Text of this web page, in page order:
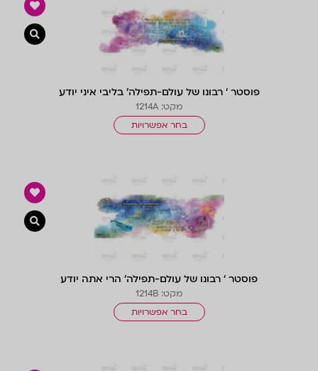
פוסטר ‘ רבונו של עולם-תפילה’ בליבי איני יודע
מקט: 1214A
בחר אפשרויות
פוסטר ‘ רבונו של עולם-תפילה’ הרי אתה יודע
מקט: 1214B
בחר אפשרויות